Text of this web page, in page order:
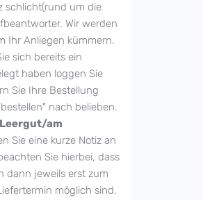
schlicht(rund um die
Wir werden
Ihr Anliegen kümmern.
sich bereits ein
haben loggen Sie
Sie Ihre Bestellung
nach belieben.
am
Sie eine kurze Notiz an
Sie hierbei, dass
dann jeweils erst zum
möglich sind.